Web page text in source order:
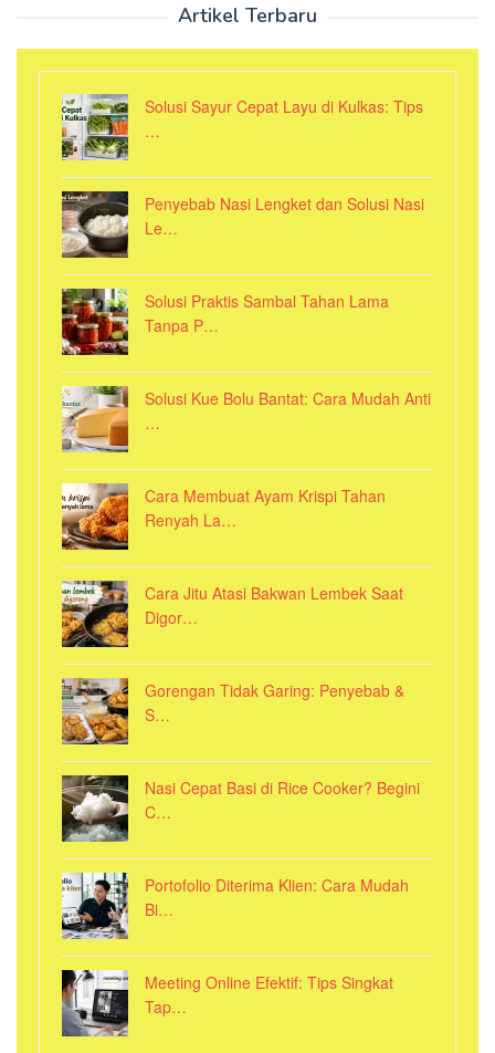
Artikel Terbaru
Solusi Sayur Cepat Layu di Kulkas: Tips
…
Penyebab Nasi Lengket dan Solusi Nasi
Le…
Solusi Praktis Sambal Tahan Lama
Tanpa P…
Solusi Kue Bolu Bantat: Cara Mudah Anti
…
Cara Membuat Ayam Krispi Tahan
Renyah La…
Cara Jitu Atasi Bakwan Lembek Saat
Digor…
Gorengan Tidak Garing: Penyebab &
S…
Nasi Cepat Basi di Rice Cooker? Begini
C…
Portofolio Diterima Klien: Cara Mudah
Bi…
Meeting Online Efektif: Tips Singkat
Tap…